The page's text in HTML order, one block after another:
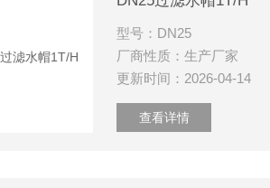
型号：DN25
厂商性质：生产厂家
更新时间：2026-04-14
查看详情